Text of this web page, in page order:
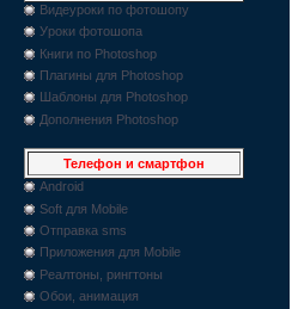
Видеуроки по фотошопу
Уроки фотошопа
Книги по Photoshop
Плагины для Photoshop
Шаблоны для Photoshop
Дополнения Photoshop
Телефон и смартфон
Android
Soft для Mobile
Отправка sms
Приложения для Mobile
Реалтоны, рингтоны
Обои, анимация